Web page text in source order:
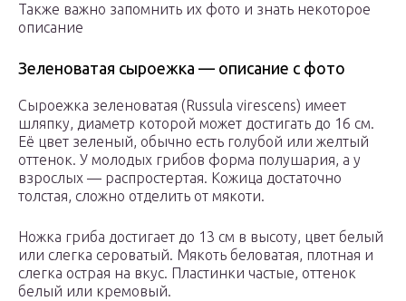
Также важно запомнить их фото и знать некоторое
описание
Зеленоватая сыроежка — описание с фото
Сыроежка зеленоватая (Russula virescens) имеет
шляпку, диаметр которой может достигать до 16 см.
Её цвет зеленый, обычно есть голубой или желтый
оттенок. У молодых грибов форма полушария, а у
взрослых — распростертая. Кожица достаточно
толстая, сложно отделить от мякоти.
Ножка гриба достигает до 13 см в высоту, цвет белый
или слегка сероватый. Мякоть беловатая, плотная и
слегка острая на вкус. Пластинки частые, оттенок
белый или кремовый.